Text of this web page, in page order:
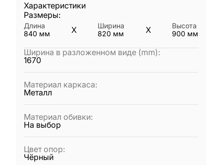
Характеристики
Размеры:
Длина
840 мм X
Ширина
820 мм X
Высота
900 мм
Ширина в разложенном виде (mm):
1670
Материал каркаса:
Металл
Материал обивки:
На выбор
Цвет опор:
Чёрный